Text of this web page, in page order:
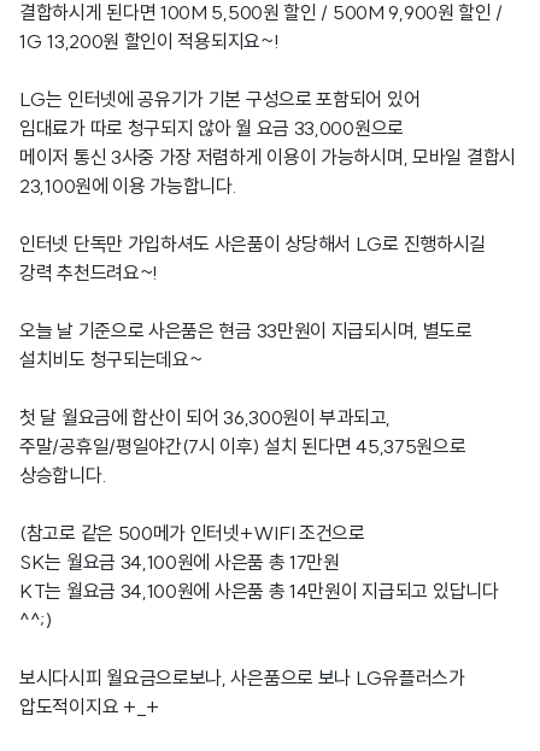
결합하시게 된다면 100M 5,500원 할인 / 500M 9,900원 할인 /
1G 13,200원 할인이 적용되지요~!
LG는 인터넷에 공유기가 기본 구성으로 포함되어 있어
임대료가 따로 청구되지 않아 월 요금 33,000원으로
메이저 통신 3사중 가장 저렴하게 이용이 가능하시며, 모바일 결합시
23,100원에 이용 가능합니다.
인터넷 단독만 가입하셔도 사은품이 상당해서 LG로 진행하시길
강력 추천드려요~!
오늘 날 기준으로 사은품은 현금 33만원이 지급되시며, 별도로
설치비도 청구되는데요~
첫 달 월요금에 합산이 되어 36,300원이 부과되고,
주말/공휴일/평일야간(7시 이후) 설치 된다면 45,375원으로
상승합니다.
(참고로 같은 500메가 인터넷+WIFI 조건으로
SK는 월요금 34,100원에 사은품 총 17만원
KT는 월요금 34,100원에 사은품 총 14만원이 지급되고 있답니다
^^;)
보시다시피 월요금으로보나, 사은품으로 보나 LG유플러스가
압도적이지요 +_+